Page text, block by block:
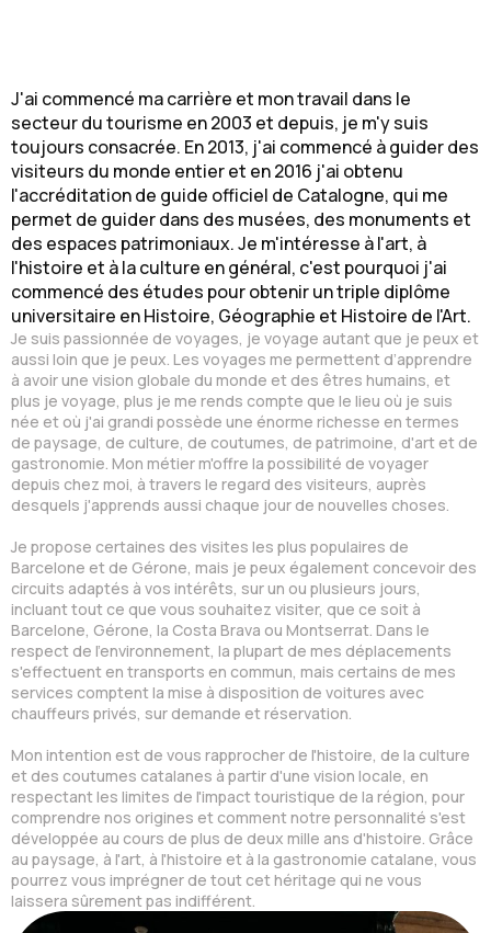
J'ai commencé ma carrière et mon travail dans le
secteur du tourisme en 2003 et depuis, je m'y suis
toujours consacrée. En 2013, j'ai commencé à guider des
visiteurs du monde entier et en 2016 j'ai obtenu
l'accréditation de guide officiel de Catalogne, qui me
permet de guider dans des musées, des monuments et
des espaces patrimoniaux. Je m'intéresse à l'art, à
l'histoire et à la culture en général, c'est pourquoi j'ai
commencé des études pour obtenir un triple diplôme
universitaire en Histoire, Géographie et Histoire de l'Art.
Je suis passionnée de voyages, je voyage autant que je peux et
aussi loin que je peux. Les voyages me permettent d’apprendre
à avoir une vision globale du monde et des êtres humains, et
plus je voyage, plus je me rends compte que le lieu où je suis
née et où j'ai grandi possède une énorme richesse en termes
de paysage, de culture, de coutumes, de patrimoine, d'art et de
gastronomie. Mon métier m'offre la possibilité de voyager
depuis chez moi, à travers le regard des visiteurs, auprès
desquels j'apprends aussi chaque jour de nouvelles choses.
Je propose certaines des visites les plus populaires de
Barcelone et de Gérone, mais je peux également concevoir des
circuits adaptés à vos intérêts, sur un ou plusieurs jours,
incluant tout ce que vous souhaitez visiter, que ce soit à
Barcelone, Gérone, la Costa Brava ou Montserrat. Dans le
respect de l'environnement, la plupart de mes déplacements
s'effectuent en transports en commun, mais certains de mes
services comptent la mise à disposition de voitures avec
chauffeurs privés, sur demande et réservation.
Mon intention est de vous rapprocher de l'histoire, de la culture
et des coutumes catalanes à partir d'une vision locale, en
respectant les limites de l'impact touristique de la région, pour
comprendre nos origines et comment notre personnalité s'est
développée au cours de plus de deux mille ans d'histoire. Grâce
au paysage, à l'art, à l'histoire et à la gastronomie catalane, vous
pourrez vous imprégner de tout cet héritage qui ne vous
laissera sûrement pas indifférent.